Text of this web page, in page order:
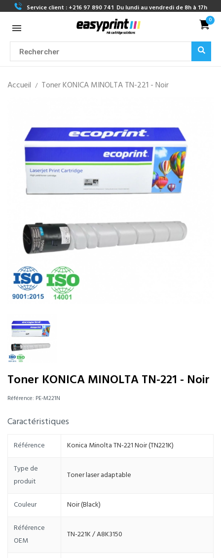
Service client : +216 97 890 741 Du lundi au vendredi de 8h à 17h
0
Accueil Toner KONICA MINOLTA TN-221 - Noir
Toner KONICA MINOLTA TN-221 - Noir
Référence: PE-M221N
Caractéristiques
Référence Konica Minolta TN-221 Noir (TN221K)
Type de
produit
Toner laser adaptable
Couleur Noir (Black)
Référence
OEM
TN-221K / A8K3150